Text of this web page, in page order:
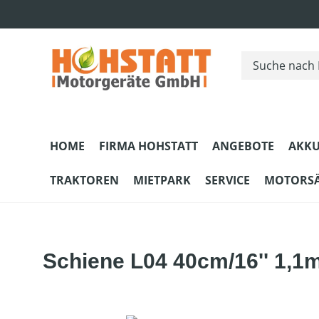
HOME FIRMA HOHSTATT ANGEBOTE
TRAKTOREN MIETPARK SERVICE
Schiene L04 40cm/16''